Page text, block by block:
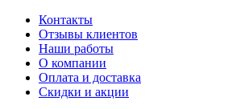
Контакты
Отзывы клиентов
Наши работы
О компании
Оплата и доставка
Скидки и акции